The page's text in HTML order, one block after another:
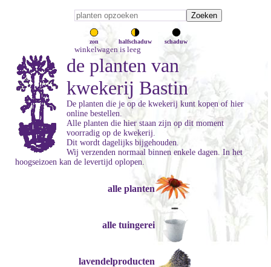
zon halfschaduw schaduw
winkelwagen is leeg
de planten van
kwekerij Bastin
De planten die je op de kwekerij kunt kopen of hier
online bestellen.
Alle planten die hier staan zijn op dit moment
voorradig op de kwekerij.
Dit wordt dagelijks bijgehouden.
Wij verzenden normaal binnen enkele dagen. In het
hoogseizoen kan de levertijd oplopen.
alle planten
alle tuingerei
lavendelproducten